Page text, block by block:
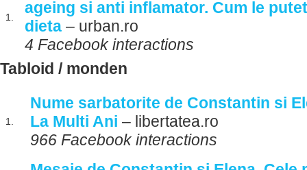
1.
ageing si anti inflamator. Cum le
dieta – urban.ro
4 Facebook interactions
Tabloid / monden
1.
Nume sarbatorite de Constantin si
La Multi Ani – libertatea.ro
966 Facebook interactions